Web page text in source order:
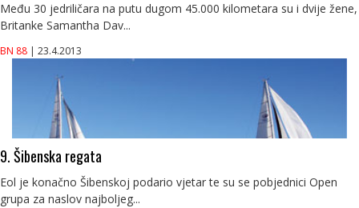
Među 30 jedriličara na putu dugom 45.000 kilometara su i dvije žene,
Britanke Samantha Dav...
BN 88 | 23.4.2013
9. Šibenska regata
Eol je konačno Šibenskoj podario vjetar te su se pobjednici Open
grupa za naslov najboljeg...